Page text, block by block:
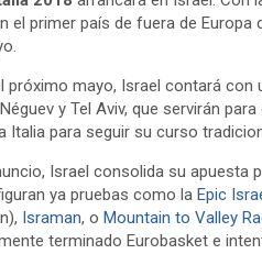
el primer país de fuera de
próximo mayo, Israel contará
y Tel Aviv, que servirán
Italia para seguir su curso
Israel consolida su apuesta
ya pruebas como la Epic
Israman, o Mountain to Valley
terminado Eurobasket e